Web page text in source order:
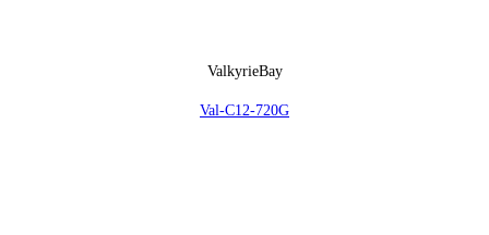
ValkyrieBay
Val-C12-720G